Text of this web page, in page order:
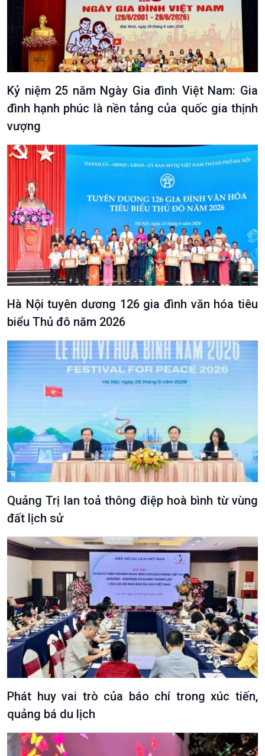
Văn hoá & Du lịch
Tin Văn hoá & Du lịch
Chát với người nổi tiếng
Câu chuyện Thể thao
Multimedia
Ảnh
Video
Infographic
E-Magazine
Podcast
Góc nhìn VOV1
Bình luận
10 phút Sự kiện - Luận bàn
Câu chuyện thời sự
Dòng chảy sự kiện
Đối thoại
Chuyện đêm
Kỷ niệm 25 năm Ngày Gia đình Việt Nam: Gia
đình hạnh phúc là nền tảng của quốc gia thịnh
vượng
Hà Nội tuyên dương 126 gia đình văn hóa tiêu
biểu Thủ đô năm 2026
Quảng Trị lan toả thông điệp hoà bình từ vùng
đất lịch sử
Phát huy vai trò của báo chí trong xúc tiến,
quảng bá du lịch